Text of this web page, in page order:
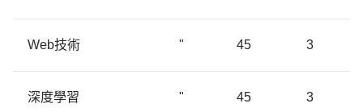
Web技術 " 45 3
深度學習 " 45 3